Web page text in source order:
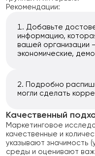
Рекомендации:
Добавьте
информацию,
вашей организации
экономические,
Подробно
могли сделать
Качественный
Маркетинговое
качественные и
указывают значимость
среды и оценивают